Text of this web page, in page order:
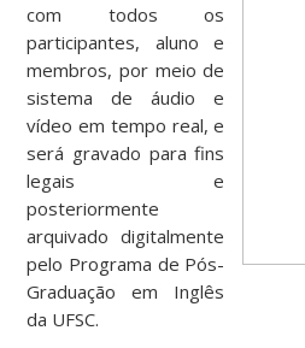
com todos os
participantes, aluno e
membros, por meio de
sistema de áudio e
vídeo em tempo real, e
será gravado para fins
legais e
posteriormente
arquivado digitalmente
pelo Programa de Pós-
Graduação em Inglês
da UFSC.